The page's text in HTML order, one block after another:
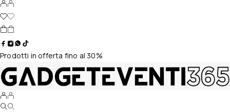
Prodotti in offerta fino al 30%